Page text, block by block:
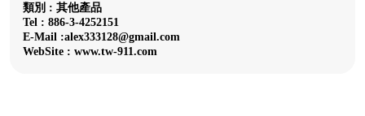
類別 : 其他產品
Tel : 886-3-4252151
E-Mail :alex333128@gmail.com
WebSite : www.tw-911.com